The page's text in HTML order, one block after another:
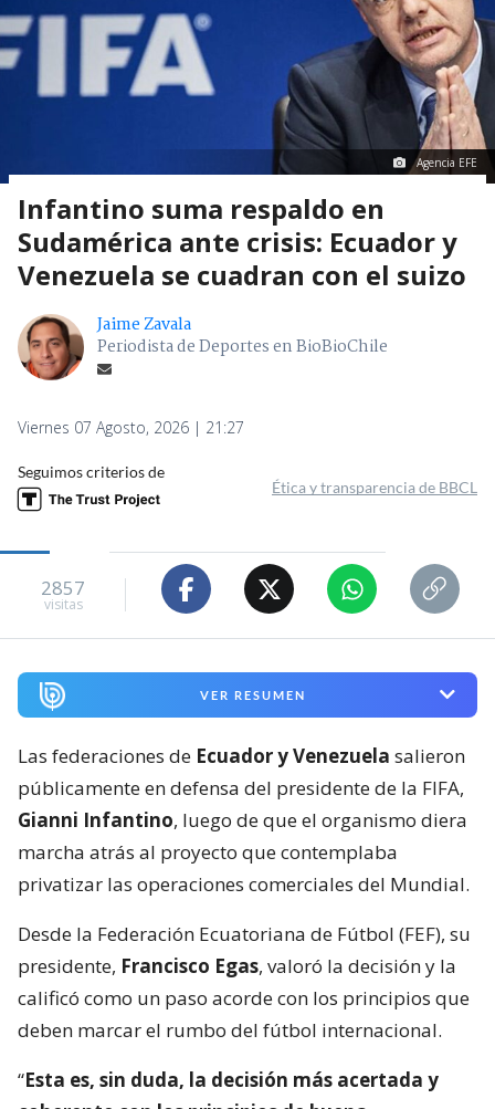
Agencia EFE
Infantino suma respaldo en
Sudamérica ante crisis: Ecuador y
Venezuela se cuadran con el suizo
Jaime Zavala
Periodista de Deportes en BioBioChile
Viernes 07 Agosto, 2026 | 21:27
Seguimos criterios de
Ética y transparencia de BBCL
2857
visitas
VER RESUMEN
Las federaciones de Ecuador y Venezuela salieron
públicamente en defensa del presidente de la FIFA,
Gianni Infantino, luego de que el organismo diera
marcha atrás al proyecto que contemplaba
privatizar las operaciones comerciales del Mundial.
Desde la Federación Ecuatoriana de Fútbol (FEF), su
presidente, Francisco Egas, valoró la decisión y la
calificó como un paso acorde con los principios que
deben marcar el rumbo del fútbol internacional.
“Esta es, sin duda, la decisión más acertada y